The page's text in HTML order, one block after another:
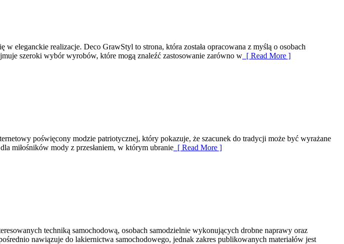
eleganckie realizacje. Deco GrawStyl to strona, która została opracowana z myślą o osobach
szeroki wybór wyrobów, które mogą znaleźć zastosowanie zarówno w [ Read More ]
poświęcony modzie patriotycznej, który pokazuje, że szacunek do tradycji może być wyrażane
miłośników mody z przesłaniem, w którym ubranie [ Read More ]
techniką samochodową, osobach samodzielnie wykonujących drobne naprawy oraz
nawiązuje do lakiernictwa samochodowego, jednak zakres publikowanych materiałów jest